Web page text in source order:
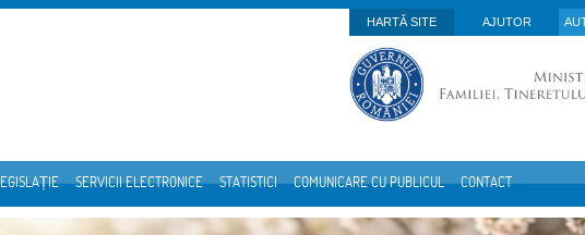
HARTĂ SITE
AJUTOR
SERVICII ELECTRONICE STATISTICI COMUNICARE CU PUBLICUL CONTACT